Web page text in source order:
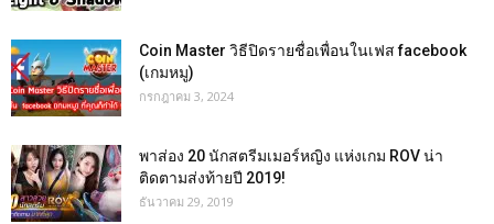
Coin Master วิธีปิดรายชื่อเพื่อนในเฟส facebook
(เกมหมู)
กรกฎาคม 3, 2024
พาส่อง 20 นักสตรีมเมอร์หญิง แห่งเกม ROV น่า
ติดตามส่งท้ายปี 2019!
ธันวาคม 29, 2019